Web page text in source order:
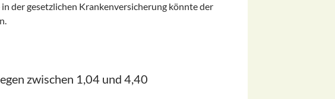
der gesetzlichen Krankenversicherung könnte der
stoppt Sparpaket
zwischen 1,04 und 4,40